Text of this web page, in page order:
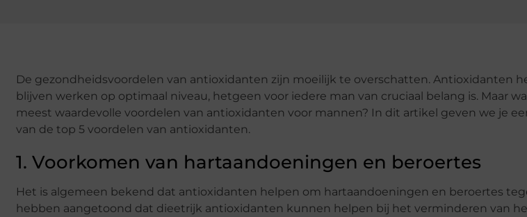
De gezondheidsvoordelen van antioxidanten zijn moeilijk te overschatten. Antioxidanten
blijven werken op optimaal niveau, hetgeen voor iedere man van cruciaal belang is. Maar
meest waardevolle voordelen van antioxidanten voor mannen? In dit artikel geven we je
van de top 5 voordelen van antioxidanten.
1. Voorkomen van hartaandoeningen en beroertes
Het is algemeen bekend dat antioxidanten helpen om hartaandoeningen en beroertes
hebben aangetoond dat dieetrijk antioxidanten kunnen helpen bij het verminderen van